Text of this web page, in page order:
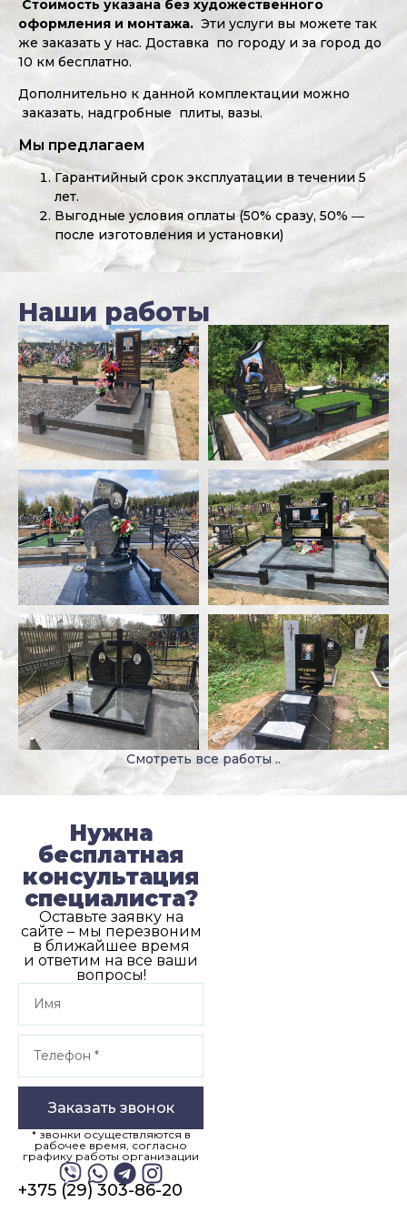
Стоимость указана без художественного
оформления и монтажа. Эти услуги вы можете так
же заказать у нас. Доставка по городу и за город до
10 км бесплатно.
Дополнительно к данной комплектации можно
заказать, надгробные плиты, вазы.
Мы предлагаем
Гарантийный срок эксплуатации в течении 5
лет.
Выгодные условия оплаты (50% сразу, 50% ―
после изготовления и установки)
Наши работы
Смотреть все работы ..
Нужна
бесплатная
консультация
специалиста?
Оставьте заявку на
сайте – мы перезвоним
в ближайшее время
и ответим на все ваши
вопросы!
Заказать звонок
* звонки осуществляются в
рабочее время, согласно
графику работы организации
+375 (29) 303-86-20